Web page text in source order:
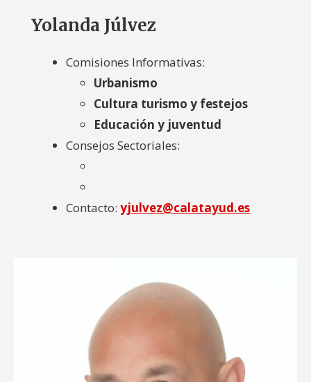
Yolanda Júlvez
Comisiones Informativas:
Urbanismo
Cultura turismo y festejos
Educación y juventud
Consejos Sectoriales:
Contacto: yjulvez@calatayud.es